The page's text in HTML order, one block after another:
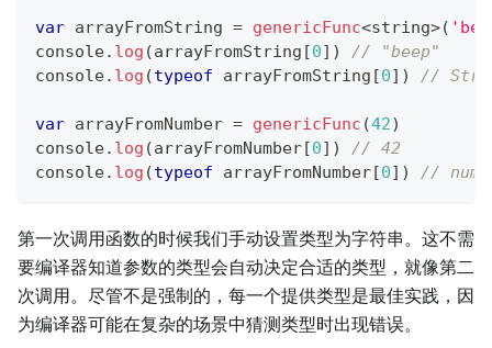
var arrayFromString = genericFunc<string>(
console. log (arrayFromString [0] )
// "beep"
console. log (typeof arrayFromString [0] ) //
var arrayFromNumber = genericFunc (42)
console. log (arrayFromNumber[0] )
// 42
console. log (typeof arrayFromNumber[0] ) //
第一次调用函数的时候我们手动设置类型为字符串。这不需
要编译器知道参数的类型会自动决定合适的类型，就像第二
次调用。尽管不是强制的，每一个提供类型是最佳实践，因
为编译器可能在复杂的场景中猜测类型时出现错误。